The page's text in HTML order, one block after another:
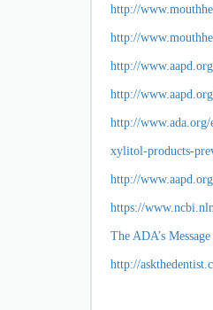
http://
http://
http://
http://
http://www.ada.org/
xylitol-products-
http://
https://
The ADA’s
http://